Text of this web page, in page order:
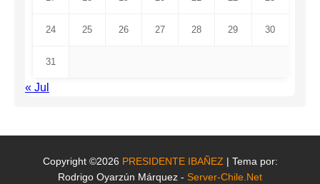
24 25 26 27 28 29 30
31
« Jul
Copyright ©2026 PRESIDENTE IBAÑEZ | Tema por:
Rodrigo Oyarzún Márquez - Server-Chile.Net